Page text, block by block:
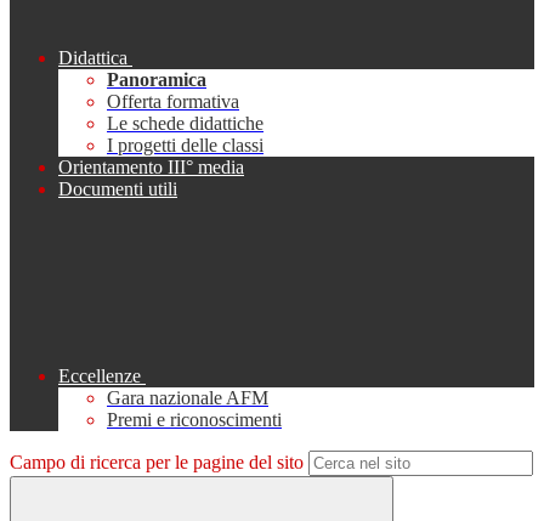
Didattica
Panoramica
Offerta formativa
Le schede didattiche
I progetti delle classi
Orientamento III° media
Documenti utili
Eccellenze
Gara nazionale AFM
Premi e riconoscimenti
Campo di ricerca per le pagine del sito